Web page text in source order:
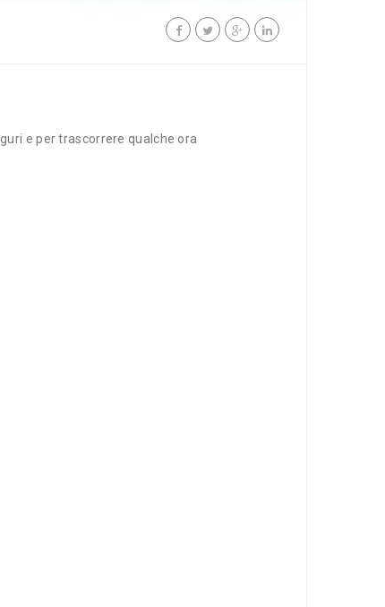
e per trascorrere qualche ora